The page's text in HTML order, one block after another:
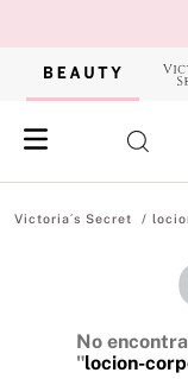
No
"locion-